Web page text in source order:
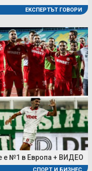
ЕКСПЕРТЪТ ГОВОРИ
е №1 в Европа + ВИДЕО